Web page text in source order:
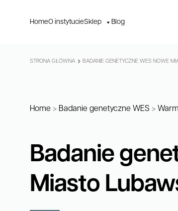
HomeO instytucieSklep Blog
STRONA GŁÓWNA BADANIE GENETYCZNE WES NOWE
Home > Badanie genetyczne WES >
Badanie
Miasto